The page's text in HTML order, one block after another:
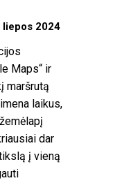
liepos 2024
Maps“ ir
maršrutą
laikus,
dar
į vieną